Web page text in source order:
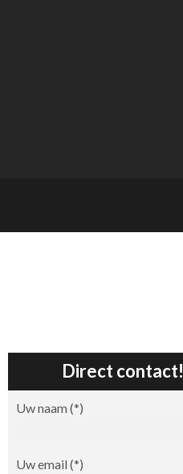
Direct contact!
Uw naam (*)
Uw email (*)